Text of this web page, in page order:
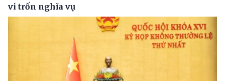
vi trốn nghĩa vụ